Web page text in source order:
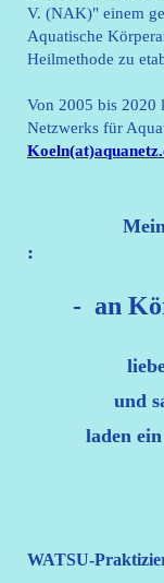
V. (NAK)" einem
Aquatische
Heilmethode zu
Von 2005 bis 2020
Netzwerks für
:
- an
und
laden
WATSU-